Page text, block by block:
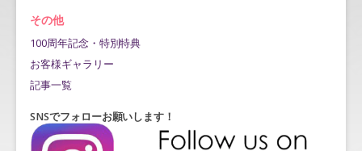
その他
100周年記念・特別特典
お客様ギャラリー
記事一覧
SNSでフォローお願いします！